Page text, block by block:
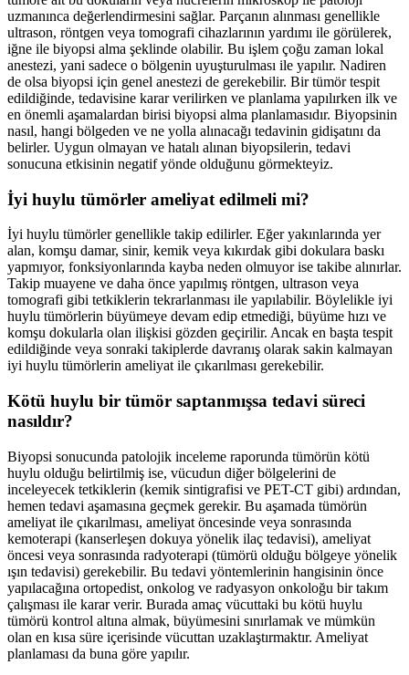
uzmanınca değerlendirmesini sağlar. Parçanın alınması genellikle
ultrason, röntgen veya tomografi cihazlarının yardımı ile görülerek,
iğne ile biyopsi alma şeklinde olabilir. Bu işlem çoğu zaman lokal
anestezi, yani sadece o bölgenin uyuşturulması ile yapılır. Nadiren
de olsa biyopsi için genel anestezi de gerekebilir. Bir tümör tespit
edildiğinde, tedavisine karar verilirken ve planlama yapılırken ilk ve
en önemli aşamalardan birisi biyopsi alma planlamasıdır. Biyopsinin
nasıl, hangi bölgeden ve ne yolla alınacağı tedavinin gidişatını da
belirler. Uygun olmayan ve hatalı alınan biyopsilerin, tedavi
sonucuna etkisinin negatif yönde olduğunu görmekteyiz.
İyi huylu tümörler ameliyat edilmeli mi?
İyi huylu tümörler genellikle takip edilirler. Eğer yakınlarında yer
alan, komşu damar, sinir, kemik veya kıkırdak gibi dokulara baskı
yapmıyor, fonksiyonlarında kayba neden olmuyor ise takibe alınırlar.
Takip muayene ve daha önce yapılmış röntgen, ultrason veya
tomografi gibi tetkiklerin tekrarlanması ile yapılabilir. Böylelikle iyi
huylu tümörlerin büyümeye devam edip etmediği, büyüme hızı ve
komşu dokularla olan ilişkisi gözden geçirilir. Ancak en başta tespit
edildiğinde veya sonraki takiplerde davranış olarak sakin kalmayan
iyi huylu tümörlerin ameliyat ile çıkarılması gerekebilir.
Kötü huylu bir tümör saptanmışsa tedavi süreci
nasıldır?
Biyopsi sonucunda patolojik inceleme raporunda tümörün kötü
huylu olduğu belirtilmiş ise, vücudun diğer bölgelerini de
inceleyecek tetkiklerin (kemik sintigrafisi ve PET-CT gibi) ardından,
hemen tedavi aşamasına geçmek gerekir. Bu aşamada tümörün
ameliyat ile çıkarılması, ameliyat öncesinde veya sonrasında
kemoterapi (kanserleşen dokuya yönelik ilaç tedavisi), ameliyat
öncesi veya sonrasında radyoterapi (tümörü olduğu bölgeye yönelik
ışın tedavisi) gerekebilir. Bu tedavi yöntemlerinin hangisinin önce
yapılacağına ortopedist, onkolog ve radyasyon onkoloğu bir takım
çalışması ile karar verir. Burada amaç vücuttaki bu kötü huylu
tümörü kontrol altına almak, büyümesini sınırlamak ve mümkün
olan en kısa süre içerisinde vücuttan uzaklaştırmaktır. Ameliyat
planlaması da buna göre yapılır.